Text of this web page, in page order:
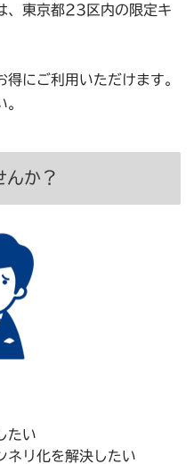
、東京都23区内の限定キ
にご利用いただけます。
んか？
たい
ネリ化を解決したい